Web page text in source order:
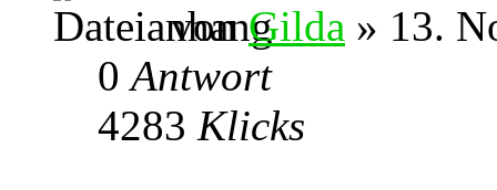
vonGilda » 13.
0Antwort
4283 Klicks